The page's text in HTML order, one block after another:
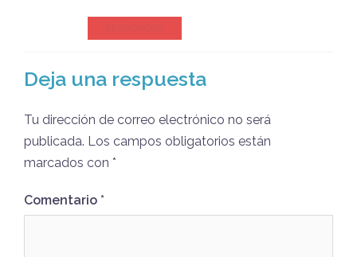
Deja una respuesta
Tu dirección de correo electrónico no será
publicada. Los campos obligatorios están
marcados con *
Comentario *